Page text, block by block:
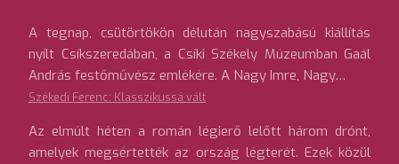
A tegnap, csütörtökön délután nagyszabású kiállítás
nyílt Csíkszeredában, a Csíki Székely Múzeumban Gaál
András festőművész emlékére. A Nagy Imre, Nagy…
Székedi Ferenc: Klasszikussá vált
Az elmúlt héten a román légierő lelőtt három drónt,
amelyek megsértették az ország légterét. Ezek közül